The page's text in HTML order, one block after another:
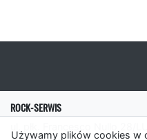
Używamy plików cookies w
ROCK-SERWIS